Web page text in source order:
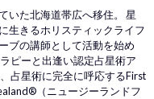
いた北海道帯広へ移住。 星
生きるホリスティックライフ
ブの講師として活動を始め
ピーと出逢い認定占星術ア
占星術に完全に呼応するFirst
（ニュージーランドフ